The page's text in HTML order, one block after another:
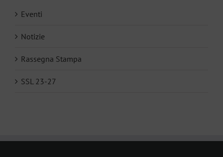
Eventi
Notizie
Rassegna Stampa
SSL 23-27